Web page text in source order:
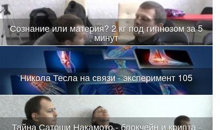
Сознание или материя? 2 кг под гипнозом за 5
минут
Никола Тесла на связи - эксперимент 105
Тайна Сатоши Накамото - блокчейн и крипта -